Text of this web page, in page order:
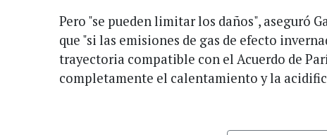
Pero "se pueden limitar los daños", aseguró
que "si las emisiones de gas de efecto
trayectoria compatible con el Acuerdo de
completamente el calentamiento y la